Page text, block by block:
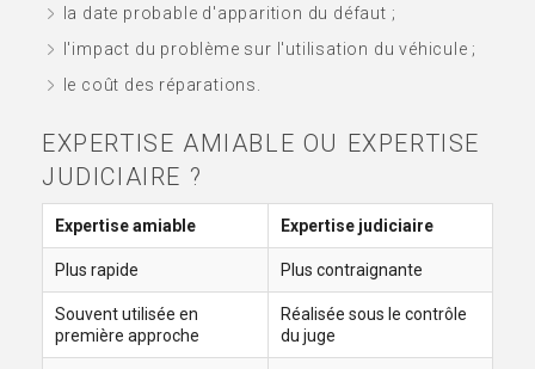
la date probable d'apparition du défaut ;
l'impact du problème sur l'utilisation du véhicule ;
le coût des réparations.
EXPERTISE AMIABLE OU EXPERTISE
JUDICIAIRE ?
Expertise amiable Expertise judiciaire
Plus rapide Plus contraignante
Souvent utilisée en
première approche
Réalisée sous le contrôle
du juge